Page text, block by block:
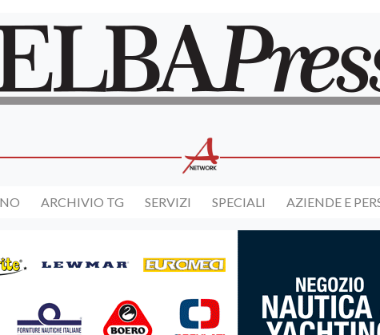
ARCHIVIO TG SERVIZI SPECIALI AZIENDE E